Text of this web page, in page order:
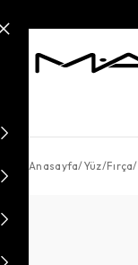
Anasayfa/Yüz/Fırça/